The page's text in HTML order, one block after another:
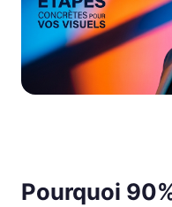
Pourquoi